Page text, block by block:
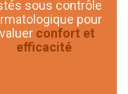
sous contrôle
pour
confort et
efficacité